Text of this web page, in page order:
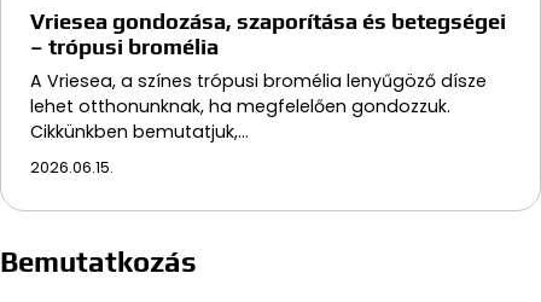
Vriesea gondozása, szaporítása és betegségei
– trópusi bromélia
A Vriesea, a színes trópusi bromélia lenyűgöző dísze
lehet otthonunknak, ha megfelelően gondozzuk.
Cikkünkben bemutatjuk,…
2026.06.15.
Bemutatkozás